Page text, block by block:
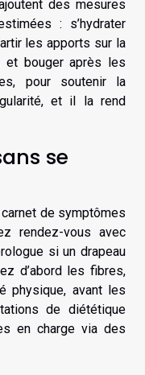
des mesures
: s’hydrater
les apports sur la
et bouger après les
pour soutenir la
et il la rend
se
de symptômes
rendez-vous avec
si un drapeau
d’abord les fibres,
physique, avant les
de diététique
en charge via des